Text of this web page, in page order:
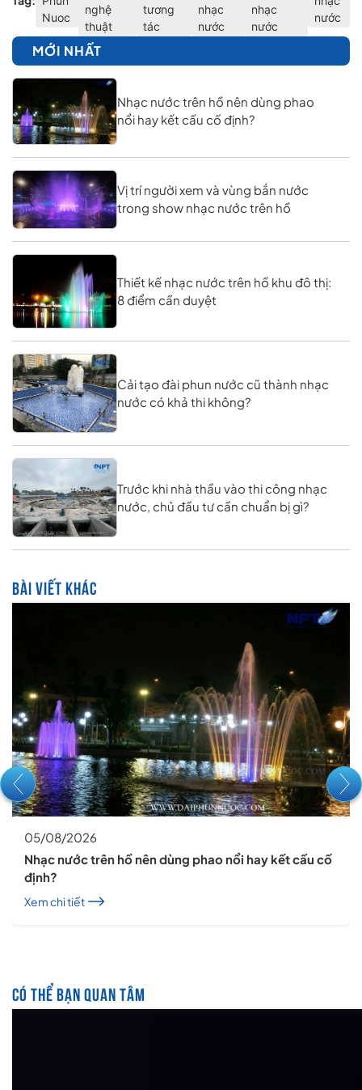
Nuoc
nghệ
thuật
tương
tác
nhạc
nước
nhạc
nước
nước
MỚI NHẤT
Nhạc nước trên hồ nên dùng phao
nổi hay kết cấu cố định?
Vị trí người xem và vùng bắn nước
trong show nhạc nước trên hồ
Thiết kế nhạc nước trên hồ khu đô thị:
8 điểm cần duyệt
Cải tạo đài phun nước cũ thành nhạc
nước có khả thi không?
Trước khi nhà thầu vào thi công nhạc
nước, chủ đầu tư cần chuẩn bị gì?
BÀI VIẾT KHÁC
05/08/2026
Nhạc nước trên hồ nên dùng phao nổi hay kết cấu cố
định?
Xem chi tiết
CÓ THỂ BẠN QUAN TÂM